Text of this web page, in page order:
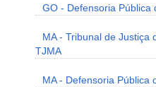
GO - Defensoria Pública
MA - Tribunal de Justiça
TJMA
MA - Defensoria Pública